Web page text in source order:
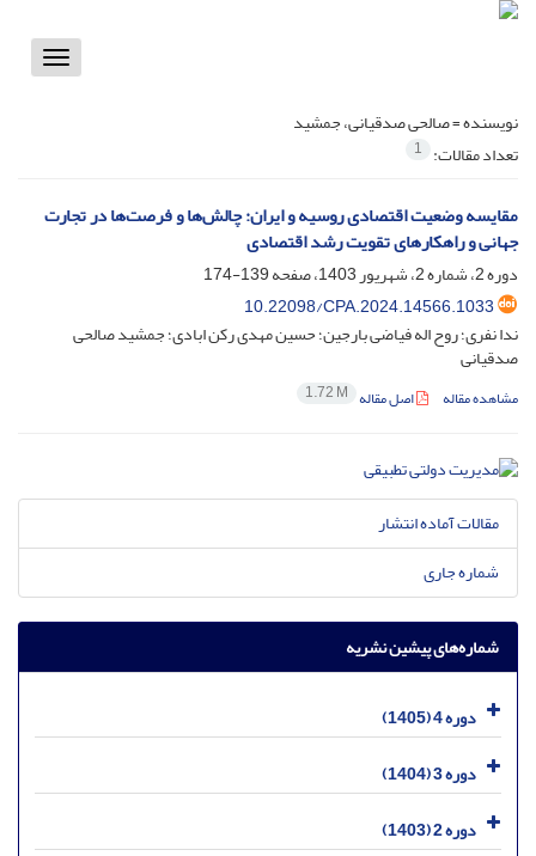
Toggle
نویسنده =صالحی صدقیانی، جمشید
تعداد مقالات: 1
مقایسه وضعیت اقتصادی روسیه و ایران: چالش‌ها و فرصت‌ها در تجارت
جهانی و راهکارهای تقویت رشد اقتصادی
دوره 2، شماره 2، شهریور 1403، صفحه
139-174
10.22098/CPA.2024.14566.1033
ندا نفری؛ روح اله فیاضی بارجین؛ حسین مهدی رکن ابادی؛ جمشید صالحی
صدقیانی
مشاهده مقاله اصل مقاله 1.72 M
مقالات آماده انتشار
شماره جاری
شماره‌های پیشین نشریه
دوره 4 (1405)
دوره 3 (1404)
دوره 2 (1403)